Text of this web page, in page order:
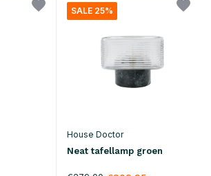
SALE 25%
House Doctor
Neat tafellamp groen